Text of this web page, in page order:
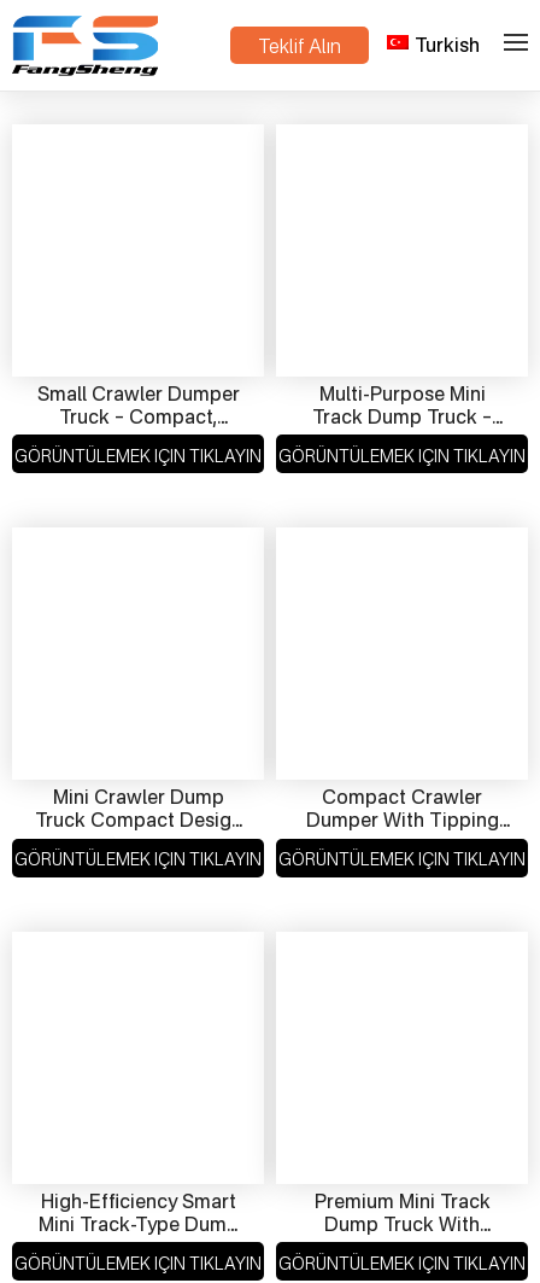
Teklif Alın Turkish
Ev > Ürünler
Small Crawler Dumper
Truck – Compact,
Powerful Mini Track
Transport Vehicle
GÖRÜNTÜLEMEK IÇIN TIKLAYIN
Multi-Purpose Mini
Track Dump Truck –
Strong Crawler Dumper
For Hills & Muddy
GÖRÜNTÜLEMEK IÇIN TIKLAYIN
Mini Crawler Dump
Truck Compact Design
For Construction &
Agriculture
GÖRÜNTÜLEMEK IÇIN TIKLAYIN
Compact Crawler
Dumper With Tipping
Bed – Ideal For
Landscaping & Orchard
GÖRÜNTÜLEMEK IÇIN TIKLAYIN
High-Efficiency Smart
Mini Track-Type Dump
Truck – Premium
Compact Crawler
GÖRÜNTÜLEMEK IÇIN TIKLAYIN
Premium Mini Track
Dump Truck With
Hydraulic Tip – Flexible
Operation, Smart
GÖRÜNTÜLEMEK IÇIN TIKLAYIN